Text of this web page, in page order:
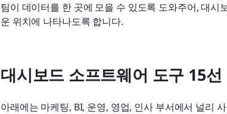
팀이 데이터를 한 곳에 모을 수 있도록 도와주어, 대
운 위치에 나타나도록 합니다.
대시보드 소프트웨어 도구 15선
아래에는 마케팅, BI, 운영, 영업, 인사 부서에서 널리